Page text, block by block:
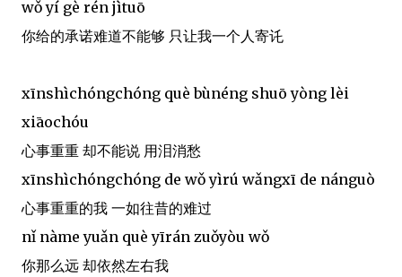
wǒ yí gè rén jìtuō
你给的承诺难道不能够 只让我一个人寄讬
xīnshìchóngchóng què bùnéng shuō yòng lèi
xiāochóu
心事重重 却不能说 用泪消愁
xīnshìchóngchóng de wǒ yìrú wǎngxī de nánguò
心事重重的我 一如往昔的难过
nǐ nàme yuǎn què yīrán zuǒyòu wǒ
你那么远 却依然左右我